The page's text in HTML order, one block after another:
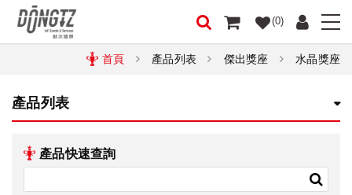
(0)
首頁 產品列表 傑出獎座 水晶獎座
產品列表
產品快速查詢